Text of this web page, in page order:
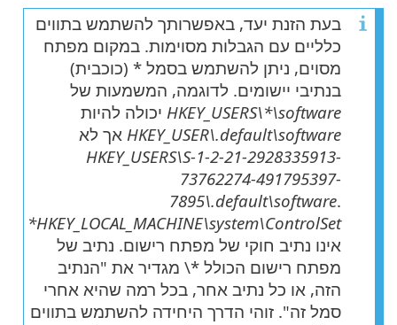
בעת הזנת יעד, באפשרותך להשתמש בתווים
כלליים עם הגבלות מסוימות. במקום מפתח
מסוים, ניתן להשתמש בסמל * (כוכבית)
בנתיבי יישומים. לדוגמה, המשמעות של
HKEY_USERS\*\software יכולה להיות
HKEY_USER\.default\software אך לא
HKEY_USERS\S-1-2-21-2928335913-
73762274-491795397-
7895\.default\software.
HKEY_LOCAL_MACHINE\system\ControlSet*
אינו נתיב חוקי של מפתח רישום. נתיב של
מפתח רישום הכולל ‎\*‎ מגדיר את "הנתיב
הזה, או כל נתיב אחר, בכל רמה שהיא אחרי
סמל זה". זוהי הדרך היחידה להשתמש בתווים